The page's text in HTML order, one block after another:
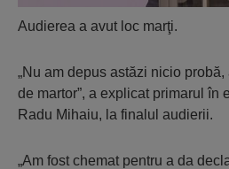
Audierea a avut loc marţi.
„Nu am depus astăzi nicio
de martor”, a explicat primarul în
Radu Mihaiu, la finalul audierii.
„Am fost chemat pentru a da